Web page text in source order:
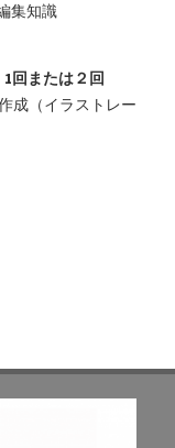
集知識
回または２回
成（イラストレー